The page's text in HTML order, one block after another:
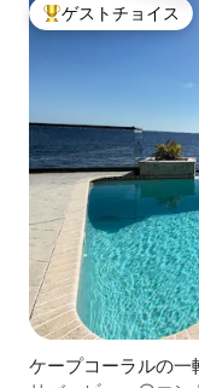
大好評のゲストチョ
ゲストチョイス
ケープコーラルの一